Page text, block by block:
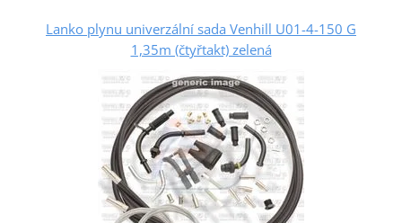
Lanko plynu univerzální sada Venhill U01-4-150 G
1,35m (čtyřtakt) zelená